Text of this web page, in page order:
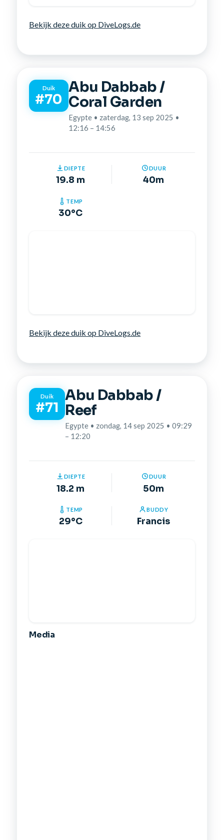
Bekijk deze duik op DiveLogs.de
Duik
#70
Abu Dabbab /
Coral Garden
Egypte • zaterdag, 13 sep 2025 •
12:16 – 14:56
DIEPTE
19.8 m
DUUR
40m
TEMP
30°C
Bekijk deze duik op DiveLogs.de
Duik
#71
Abu Dabbab /
Reef
Egypte • zondag, 14 sep 2025 • 09:29
– 12:20
DIEPTE
18.2 m
DUUR
50m
TEMP
29°C
BUDDY
Francis
Media